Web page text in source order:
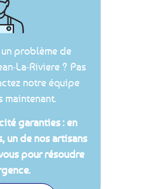
problème de
La-Riviere ? Pas
notre équipe
maintenant.
garanties : en
un de nos artisans
pour résoudre